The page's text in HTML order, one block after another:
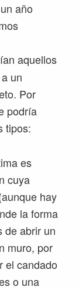
año
aquellos
un
Por
podría
tipos:
es
cuya
hay
la forma
de abrir un
muro, por
el candado
o una